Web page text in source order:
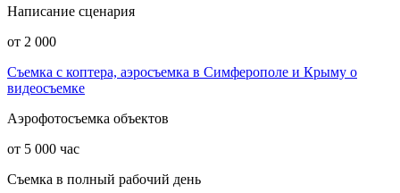
Написание сценария
от 2 000
Съемка с коптера, аэросъемка в Симферополе и Крыму о
видеосъемке
Аэрофотосъемка объектов
от 5 000 час
Съемка в полный рабочий день